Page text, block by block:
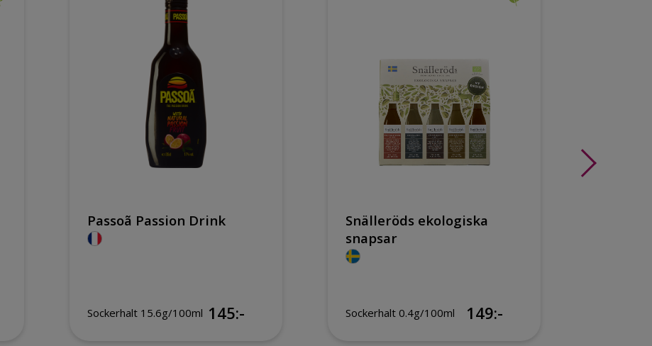
Passoã Passion Drink
Sockerhalt 15.6g/100ml 145:-
Snälleröds ekologiska
snapsar
Sockerhalt 0.4g/100ml 149:-